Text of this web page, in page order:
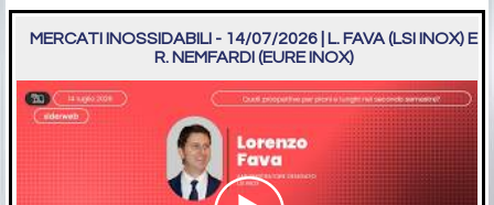
MERCATI INOSSIDABILI - 14/07/2026 | L. FAVA (LSI INOX) E
R. NEMFARDI (EURE INOX)